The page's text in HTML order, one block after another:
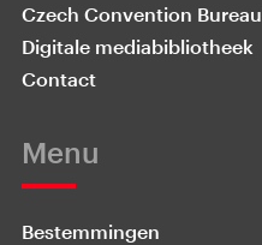
Czech Convention Bureau
Digitale mediabibliotheek
Contact
Menu
Bestemmingen